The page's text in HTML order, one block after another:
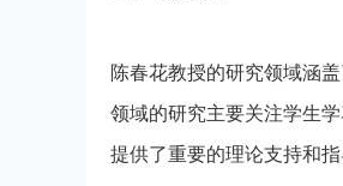
陈春花教授的研究领域涵
领域的研究主要关注学生
提供了重要的理论支持和指